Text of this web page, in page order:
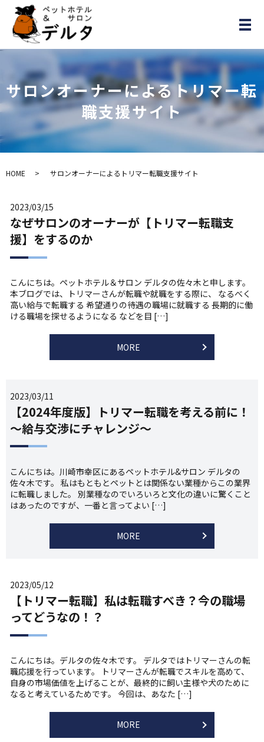
メ
サロンオーナーによるトリマー転
職支援サイト
HOME サロンオーナーによるトリマー転職支援サイト
2023/03/15
なぜサロンのオーナーが【トリマー転職支
援】をするのか
こんにちは。ペットホテル＆サロン デルタの佐々木と申します。
本ブログでは、トリマーさんが転職や就職をする際に、 なるべく
高い給与で転職する 希望通りの待遇の職場に就職する 長期的に働
ける職場を探せるようになる などを目 […]
MORE
2023/03/11
【2024年度版】トリマー転職を考える前に！
～給与交渉にチャレンジ～
こんにちは。川崎市幸区にあるペットホテル&サロン デルタの
佐々木です。 私はもともとペットとは関係ない業種からこの業界
に転職しました。 別業種なのでいろいろと文化の違いに驚くこと
はあったのですが、一番と言ってよい […]
MORE
2023/05/12
【トリマー転職】私は転職すべき？今の職場
ってどうなの！？
こんにちは。デルタの佐々木です。 デルタではトリマーさんの転
職応援を行っています。 トリマーさんが転職でスキルを高めて、
自身の市場価値を上げることが、最終的に飼い主様や犬のために
なると考えているためです。 今回は、あなた […]
MORE